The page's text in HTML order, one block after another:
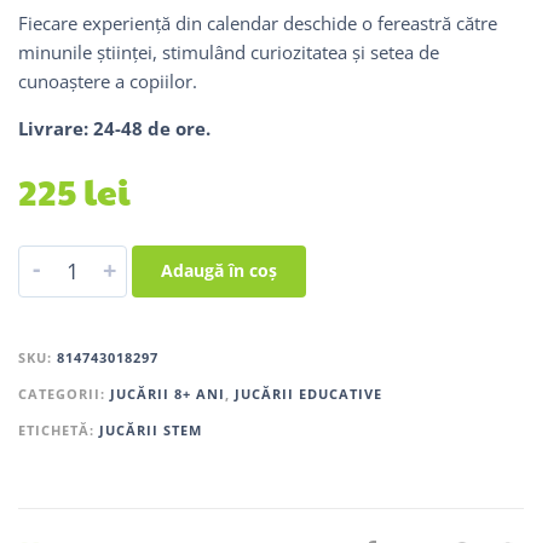
Fiecare experiență din calendar deschide o fereastră către
minunile științei, stimulând curiozitatea și setea de
cunoaștere a copiilor.
Livrare: 24-48 de ore.
225lei
- + Adaugă în coș
SKU: 814743018297
CATEGORII: JUCĂRII 8+ ANI
JUCĂRII EDUCATIVE
ETICHETĂ: JUCĂRII STEM